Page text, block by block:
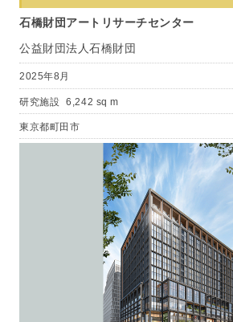
石橋財団アートリサーチセンター
公益財団法人石橋財団
2025年8月
研究施設 6,242 sq m
東京都町田市